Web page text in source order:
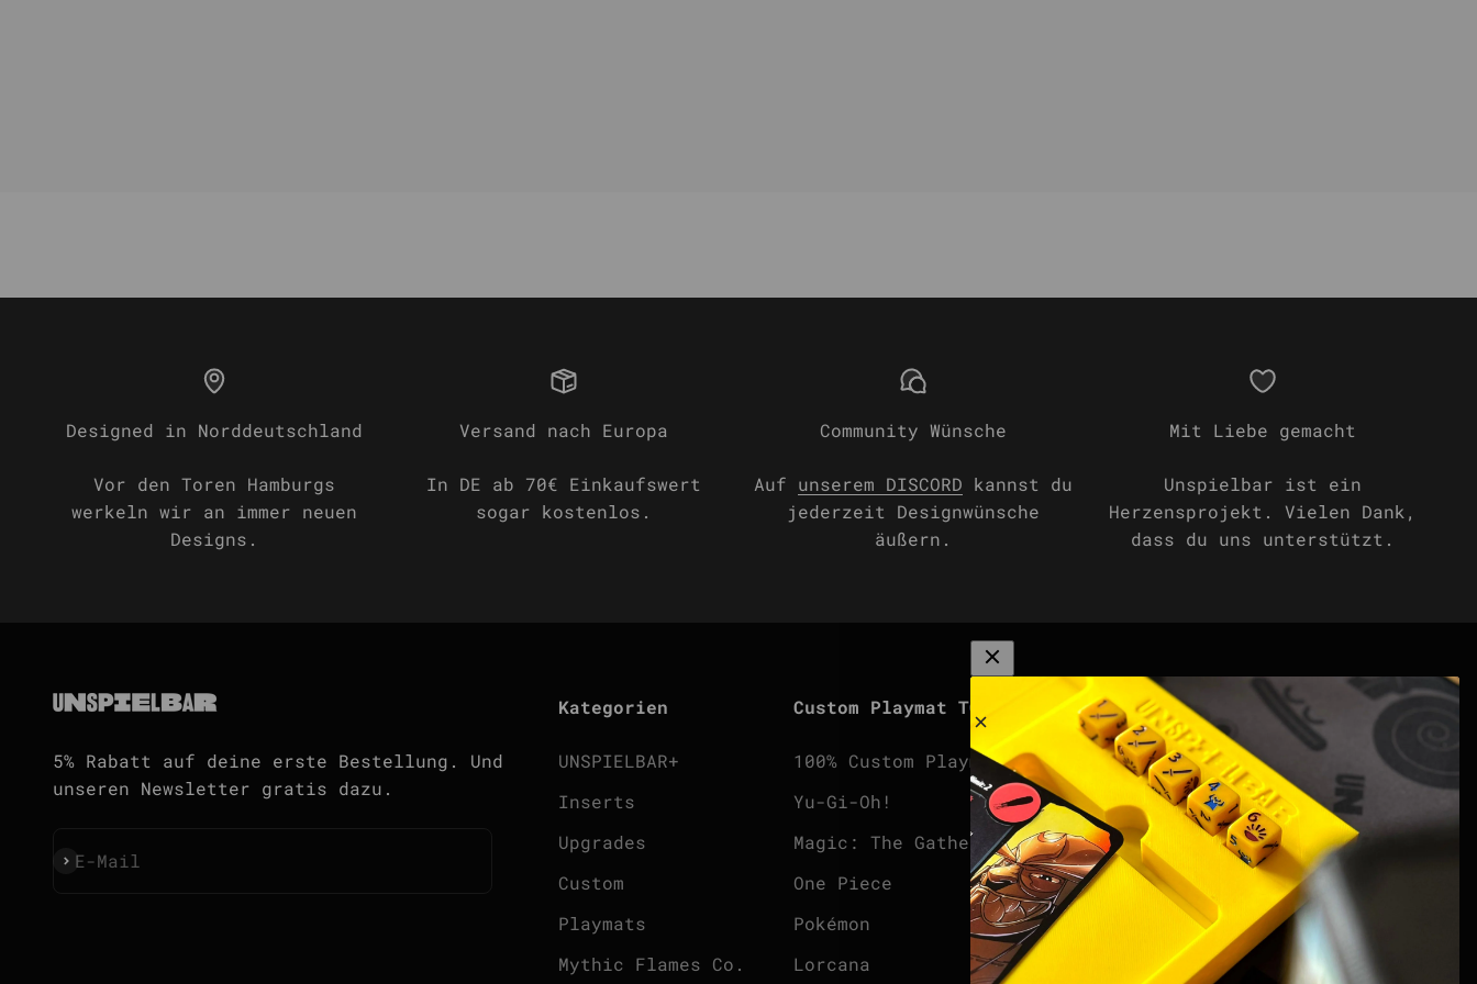
Designed in Norddeutschland
Vor den Toren Hamburgs
werkeln wir an immer neuen
Designs.
Versand nach Europa
In DE ab 70€ Einkaufswert
sogar kostenlos.
Community Wünsche
Auf unserem DISCORD kannst du
jederzeit Designwünsche
äußern.
Mit Liebe gemacht
Unspielbar ist ein
Herzensprojekt. Vielen Dank,
dass du uns unterstützt.
5% Rabatt auf deine erste Bestellung. Und
unseren Newsletter gratis dazu.
E-Mail
Abonnieren
Kategorien
UNSPIELBAR+
Inserts
Upgrades
Custom
Playmats
Mythic Flames Co.
Custom Playmat TCG Zones
100% Custom Playmat
Yu-Gi-Oh!
Magic: The Gathering
One Piece
Pokémon
Lorcana
Community
Spielen. Teilen.
Verdienen. | Affiliate
Creator Programm
DISCORD | Community
Server
points | Score Tracker
Podcast